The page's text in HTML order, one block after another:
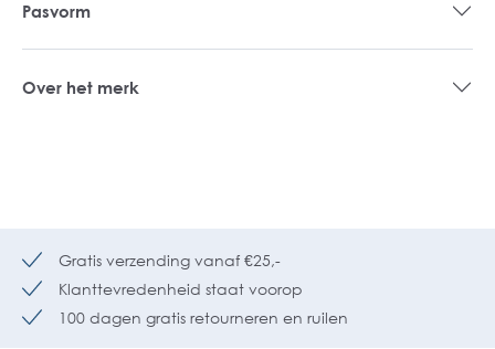
Pasvorm
Over het merk
Gratis verzending vanaf €25,-
Klanttevredenheid staat voorop
100 dagen gratis retourneren en ruilen